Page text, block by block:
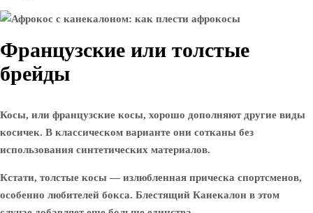
Французские или толстые
брейды
Косы, или французские косы, хорошо дополняют другие виды
косичек. В классическом варианте они сотканы без
использования синтетических материалов.
Кстати, толстые косы — излюбленная прическа спортсменов,
особенно любителей бокса. Блестящий Канекалон в этом